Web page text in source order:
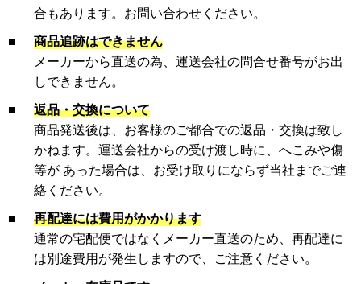
合もあります。お問い合わせください。
■
商品追跡はできません
メーカーから直送の為、運送会社の問合せ番号がお出
しできません。
■
返品・交換について
商品発送後は、お客様のご都合での返品・交換は致し
かねます。運送会社からの受け渡し時に、へこみや傷
等が あった場合は、お受け取りにならず当社までご連
絡ください。
■
再配達には費用がかかります
通常の宅配便ではなくメーカー直送のため、再配達に
は別途費用が発生しますので、ご注意ください。